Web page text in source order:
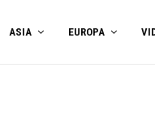
ASIA EUROPA